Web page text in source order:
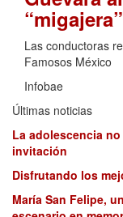
Las conductoras
Famosos México
Infobae
Últimas noticias
La adolescencia
invitación
Disfrutando los
María San Felipe,